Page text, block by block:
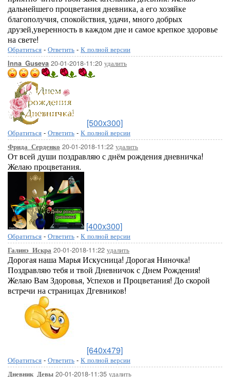
дальнейшего процветания дневника, а его хозяйке
благополучия, спокойствия, удачи, много добрых
друзей,уверенность в каждом дне и самое крепкое здоровье
на свете!
Обратиться - Ответить - К полной версии
Inna_Guseva 20-01-2018-11:20 удалить
[500x300]
Обратиться - Ответить - К полной версии
Фрида_Серденко 20-01-2018-11:22 удалить
От всей души поздравляю с днём рождения дневничка!
Желаю процветания.
[400x300]
Обратиться - Ответить - К полной версии
Галинэ_Искра 20-01-2018-11:22 удалить
Дорогая наша Марья Искусница! Дорогая Ниночка!
Поздравляю тебя и твой Дневничок с Днем Рождения!
Желаю Вам Здоровья, Успехов и Процветания! До скорой
встречи на страницах Дгевников!
[640x479]
Обратиться - Ответить - К полной версии
Дневник_Девы 20-01-2018-11:35 удалить